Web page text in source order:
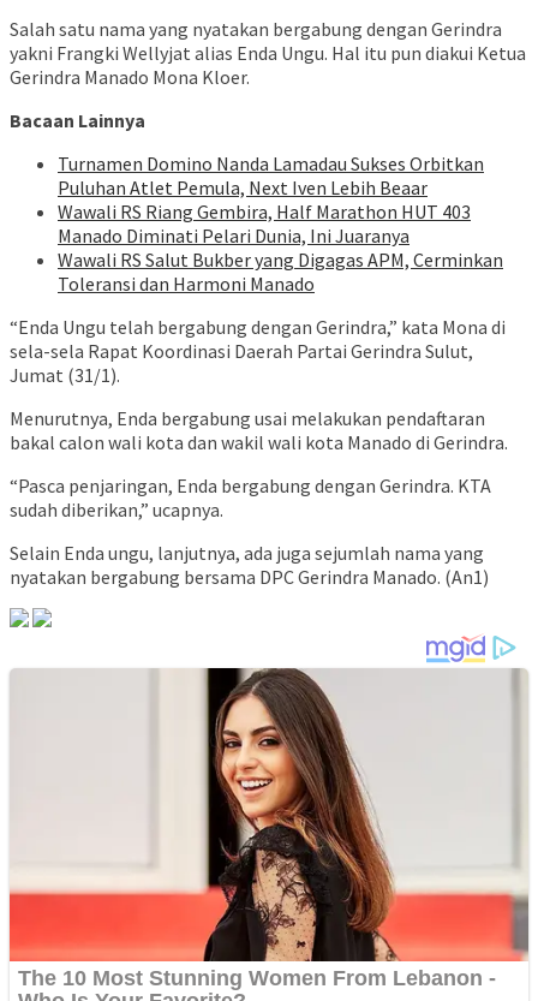
Salah satu nama yang nyatakan bergabung dengan Gerindra
yakni Frangki Wellyjat alias Enda Ungu. Hal itu pun diakui Ketua
Gerindra Manado Mona Kloer.
Bacaan Lainnya
Turnamen Domino Nanda Lamadau Sukses Orbitkan
Puluhan Atlet Pemula, Next Iven Lebih Beaar
Wawali RS Riang Gembira, Half Marathon HUT 403
Manado Diminati Pelari Dunia, Ini Juaranya
Wawali RS Salut Bukber yang Digagas APM, Cerminkan
Toleransi dan Harmoni Manado
“Enda Ungu telah bergabung dengan Gerindra,” kata Mona di
sela-sela Rapat Koordinasi Daerah Partai Gerindra Sulut,
Jumat (31/1).
Menurutnya, Enda bergabung usai melakukan pendaftaran
bakal calon wali kota dan wakil wali kota Manado di Gerindra.
“Pasca penjaringan, Enda bergabung dengan Gerindra. KTA
sudah diberikan,” ucapnya.
Selain Enda ungu, lanjutnya, ada juga sejumlah nama yang
nyatakan bergabung bersama DPC Gerindra Manado. (An1)